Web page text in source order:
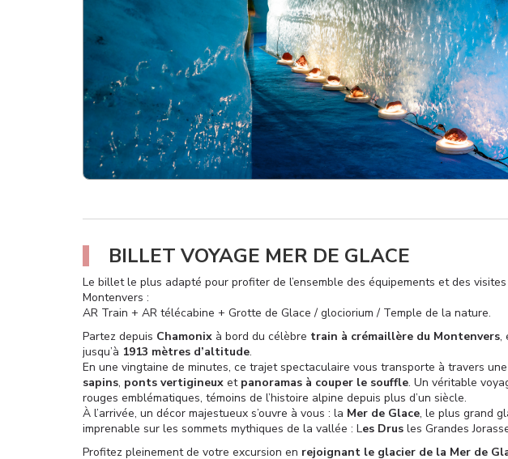
BILLET VOYAGE MER DE GLACE
Le billet le plus adapté pour profiter de l’ensemble des équipements et des
Montenvers :
AR Train + AR télécabine + Grotte de Glace / glociorium / Temple de la nature.
Partez depuis Chamonix à bord du célèbre train à crémaillère du Montenvers,
jusqu’à 1913 mètres d’altitude.
En une vingtaine de minutes, ce trajet spectaculaire vous transporte à travers
sapins, ponts vertigineux et panoramas à couper le souffle. Un véritable
rouges emblématiques, témoins de l’histoire alpine depuis plus d’un siècle.
À l’arrivée, un décor majestueux s’ouvre à vous : la Mer de Glace, le plus grand
imprenable sur les sommets mythiques de la vallée : Les Drus les Grandes
Profitez pleinement de votre excursion en rejoignant le glacier de la Mer de